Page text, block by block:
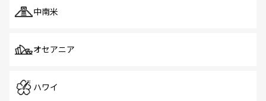
中南米
オセアニア
ハワイ